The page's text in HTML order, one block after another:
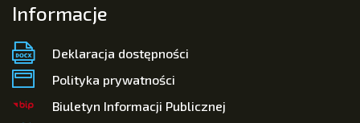
Informacje
Deklaracja dostępności
Polityka prywatności
Biuletyn Informacji Publicznej